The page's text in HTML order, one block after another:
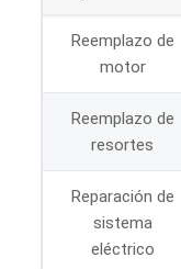
Reemplazo de
motor
Reemplazo de
resortes
Reparación de
sistema
eléctrico